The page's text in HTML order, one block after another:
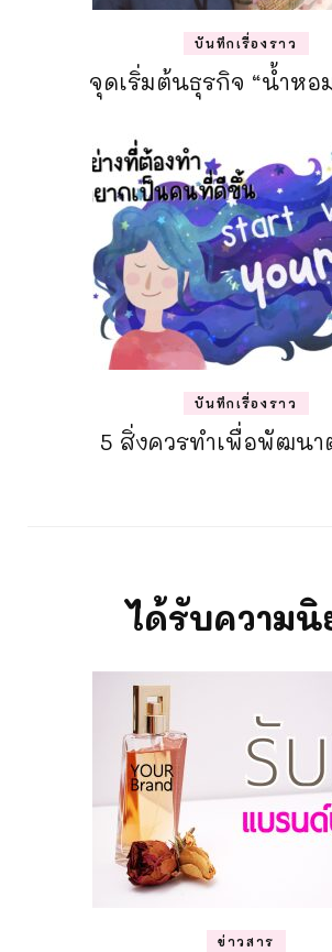
บันทึกเรื่องราว
จุดเริ่มต้นธุรกิจ “น้ำหอ
บันทึกเรื่องราว
5 สิ่งควรทำเพื่อพัฒนา
ได้รับความนิ
ข่าวสาร